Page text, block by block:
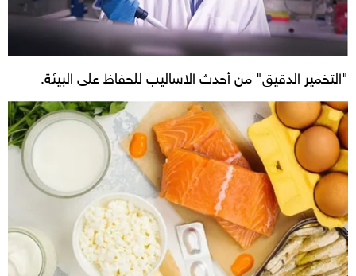
"التخمير الدقيق" من أحدث الاساليب للحفاظ على البيئة.